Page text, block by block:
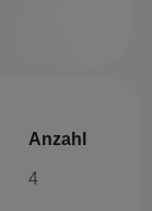
Anzahl
4